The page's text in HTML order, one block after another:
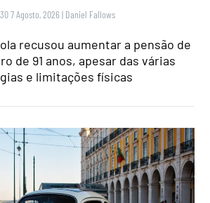
7 Agosto, 2026 | Daniel Fallows
recusou aumentar a pensão de
de 91 anos, apesar das várias
e limitações físicas